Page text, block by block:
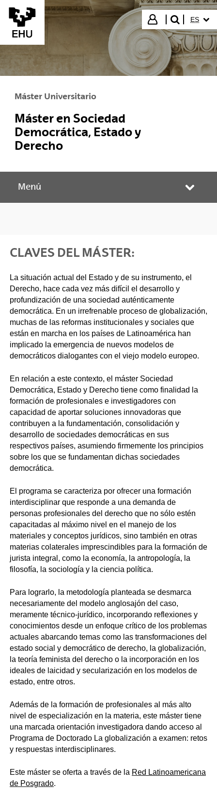
Saltar al contenido principal
Iniciar sesión
buscar"
ES
Máster Universitario
Máster en Sociedad
Democrática, Estado y
Derecho
Menú
CLAVES DEL MÁSTER:
La situación actual del Estado y de su instrumento, el
Derecho, hace cada vez más difícil el desarrollo y
profundización de una sociedad auténticamente
democrática. En un irrefrenable proceso de globalización,
muchas de las reformas institucionales y sociales que
están en marcha en los países de Latinoamérica han
implicado la emergencia de nuevos modelos de
democráticos dialogantes con el viejo modelo europeo.
En relación a este contexto, el máster Sociedad
Democrática, Estado y Derecho tiene como finalidad la
formación de profesionales e investigadores con
capacidad de aportar soluciones innovadoras que
contribuyen a la fundamentación, consolidación y
desarrollo de sociedades democráticas en sus
respectivos países, asumiendo firmemente los principios
sobre los que se fundamentan dichas sociedades
democrática.
El programa se caracteriza por ofrecer una formación
interdisciplinar que responde a una demanda de
personas profesionales del derecho que no sólo estén
capacitadas al máximo nivel en el manejo de los
materiales y conceptos jurídicos, sino también en otras
materias colaterales imprescindibles para la formación de
jurista integral, como la economía, la antropología, la
filosofía, la sociología y la ciencia política.
Para lograrlo, la metodología planteada se desmarca
necesariamente del modelo anglosajón del caso,
meramente técnico-jurídico, incorporando reflexiones y
conocimientos desde un enfoque crítico de los problemas
actuales abarcando temas como las transformaciones del
estado social y democrático de derecho, la globalización,
la teoría feminista del derecho o la incorporación en los
ideales de laicidad y secularización en los modelos de
estado, entre otros.
Además de la formación de profesionales al más alto
nivel de especialización en la materia, este máster tiene
una marcada orientación investigadora dando acceso al
Programa de Doctorado La globalización a examen: retos
y respuestas interdisciplinares.
Este máster se oferta a través de la Red Latinoamericana
de Posgrado.